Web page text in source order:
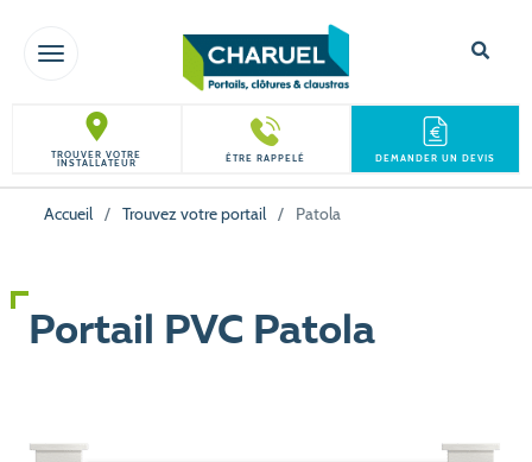
TOGGLE NAVIGATION
TROUVER VOTRE
INSTALLATEUR ÊTRE RAPPELÉ DEMANDER UN DEVIS
Accueil / Trouvez votre portail / Patola
Portail PVC Patola